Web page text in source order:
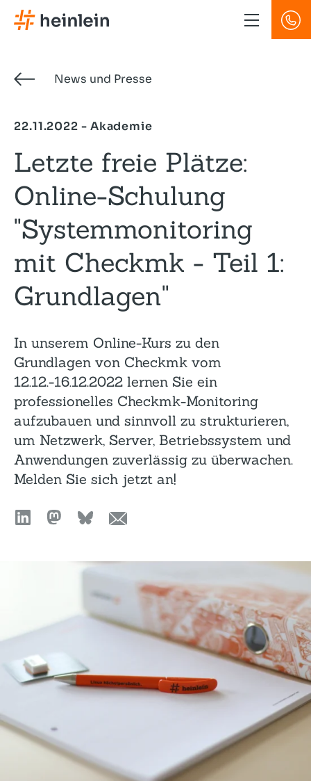
Direkt
zum
News und Presse
22.11.2022 - Akademie
Letzte freie Plätze:
Online-Schulung
"Systemmonitoring
mit Checkmk - Teil 1:
Grundlagen"
In unserem Online-Kurs zu den
Grundlagen von Checkmk vom
12.12.-16.12.2022 lernen Sie ein
professionelles Checkmk-Monitoring
aufzubauen und sinnvoll zu strukturieren,
um Netzwerk, Server, Betriebssystem und
Anwendungen zuverlässig zu überwachen.
Melden Sie sich jetzt an!